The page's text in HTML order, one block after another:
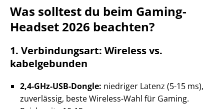
Was solltest du beim Gaming-
Headset 2026 beachten?
1. Verbindungsart: Wireless vs.
kabelgebunden
2,4-GHz-USB-Dongle: niedriger Latenz (5-15 ms),
zuverlässig, beste Wireless-Wahl für Gaming.